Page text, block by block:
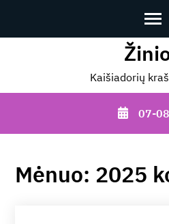
Kaišiadorių
07-
Mėnuo: 2025